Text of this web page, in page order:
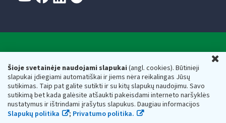
Šioje svetainėje naudojami slapukai(angl. cookies). Būtinieji
slapukai įdiegiami automatiškai ir jiems nėra reikalingas Jūsų
sutikimas. Taip pat galite sutikti ir su kitų slapukų naudojimu. Savo
sutikimą bet kada galėsite atšaukti pakeisdami interneto naršyklės
nustatymus ir ištrindami įrašytus slapukus. Daugiau informacijos
Slapukų politika
; Privatumo politika.
Respublikos finansų ministerijos
Biudžetinė įstaiga. Juridinio asmens kodas — 188659752,
adresas: Vasario 16-osios g. 14, 01107 Vilnius, Lietuva, el.paštas:
vmi@vmi.lt, E. pristatymo dėžutės adresas 188659752
Duomenys apie Valstybinę mokesčių inspekciją prie Lietuvos
Respublikos finansų ministerijos kaupiami ir saugomi Juridinių